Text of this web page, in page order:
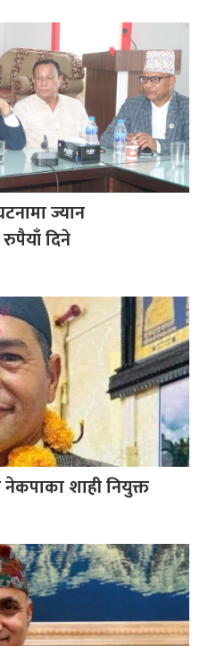
ज्यान
दिने
नेकपाका शाही नियुक्त